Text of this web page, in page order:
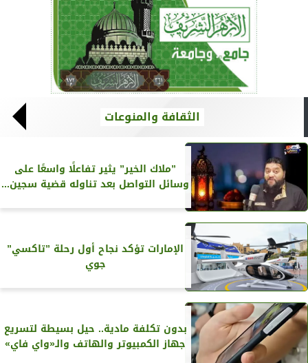
الثقافة والمنوعات
”ملاك الخير” يثير تفاعلًا واسعًا على
وسائل التواصل بعد تناوله قضية سجين...
الإمارات تؤكد نجاح أول رحلة ”تاكسي”
جوي
بدون تكلفة مادية.. حيل بسيطة لتسريع
جهاز الكمبيوتر والهاتف والـ«واي فاي»